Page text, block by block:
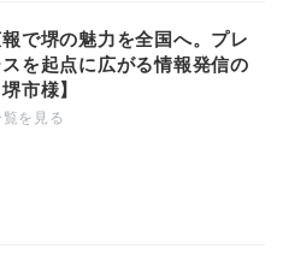
で堺の魅力を全国へ。プレ
を起点に広がる情報発信の
市様】
を見る